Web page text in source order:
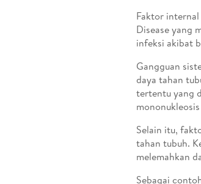
Faktor
Disease yang
infeksi akibat
Gangguan
daya tahan
tertentu yang
Selain itu,
tahan tubuh.
melemahkan
Sebagai